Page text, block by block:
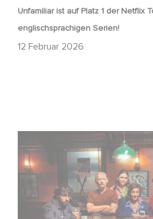
Unfamiliar ist auf Platz 1 der Netflix
englischsprachigen Serien!
12 Februar 2026
Wenn gebrochene Herzen
Revenge Club.